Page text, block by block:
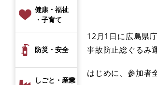
健康・福祉
・子育て
防災・安全
しごと・産業
12月1日に広島県
事故防止総ぐるみ
はじめに、参加者